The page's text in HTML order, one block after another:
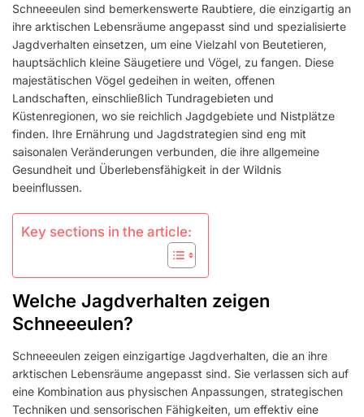
ERNÄHRUNG
Schneeeulen sind bemerkenswerte Raubtiere, die einzigartig an
ihre arktischen Lebensräume angepasst sind und spezialisierte
Jagdverhalten einsetzen, um eine Vielzahl von Beutetieren,
hauptsächlich kleine Säugetiere und Vögel, zu fangen. Diese
majestätischen Vögel gedeihen in weiten, offenen
Landschaften, einschließlich Tundragebieten und
Küstenregionen, wo sie reichlich Jagdgebiete und Nistplätze
finden. Ihre Ernährung und Jagdstrategien sind eng mit
saisonalen Veränderungen verbunden, die ihre allgemeine
Gesundheit und Überlebensfähigkeit in der Wildnis
beeinflussen.
Key sections in the article:
Welche Jagdverhalten zeigen
Schneeeulen?
Schneeeulen zeigen einzigartige Jagdverhalten, die an ihre
arktischen Lebensräume angepasst sind. Sie verlassen sich auf
eine Kombination aus physischen Anpassungen, strategischen
Techniken und sensorischen Fähigkeiten, um effektiv eine